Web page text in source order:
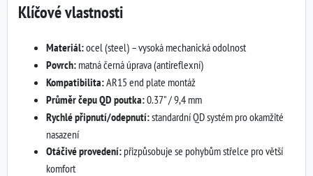
Klíčové vlastnosti
Materiál:ocel (steel) – vysoká mechanická odolnost
Povrch: matná černá úprava (antireflexní)
Kompatibilita:AR15 end plate montáž
Průměr čepu QD poutka:0.37" / 9,4 mm
Rychlé připnutí/odepnutí:standardní QD systém pro okamžité
nasazení
Otáčivé provedení: přizpůsobuje se pohybům střelce pro větší
komfort